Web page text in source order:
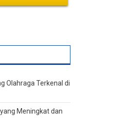
Olahraga Terkenal di
Meningkat dan